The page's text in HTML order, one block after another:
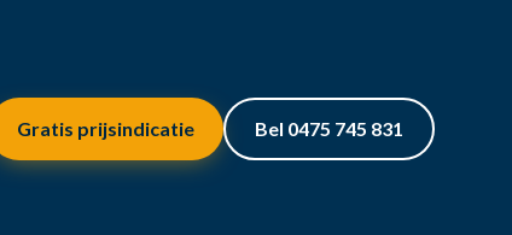
Gratis prijsindicatie Bel 0475 745 831